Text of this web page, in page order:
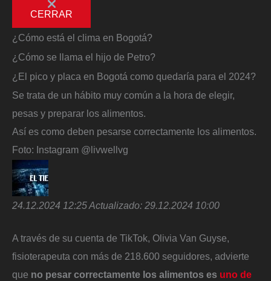
CERRAR
¿Cómo está el clima en Bogotá?
¿Cómo se llama el hijo de Petro?
¿El pico y placa en Bogotá como quedaría para el 2024?
Se trata de un hábito muy común a la hora de elegir,
pesas y preparar los alimentos.
Así es como deben pesarse correctamente los alimentos.
Foto: Instagram @livwellvg
24.12.2024 12:25Actualizado: 29.12.2024 10:00
A través de su cuenta de TikTok, Olivia Van Guyse,
fisioterapeuta con más de 218.600 seguidores, advierte
que no pesar correctamente los alimentos es uno de